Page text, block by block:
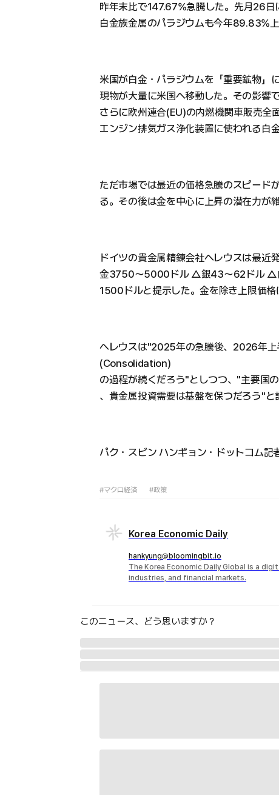
昨年末比で147.67%急騰した。先月26
白金族金属のパラジウムも今年89.83%上
米国が白金・パラジウムを「重要鉱物」
現物が大量に米国へ移動した。その影響
さらに欧州連合(EU)の内燃機関車販売全
エンジン排気ガス浄化装置に使われる白
ただ市場では最近の価格急騰のスピード
る。その後は金を中心に上昇の潜在力が
ドイツの貴金属精錬会社ヘレウスは最
金3750〜5000ドル △銀43〜62ドル △
1500ドルと提示した。金を除き上限価格
ヘレウスは"2025年の急騰後、2026年
(Consolidation)
の過程が続くだろう"としつつ、"主要国
、貴金属投資需要は基盤を保つだろう"と
パク・スビン ハンギョン・ドットコム
#マクロ経済 #政策
Korea Economic Daily
hankyung@bloomingbit.io
The Korea Economic Daily Global is a
industries, and financial markets.
このニュース、どう思いますか？